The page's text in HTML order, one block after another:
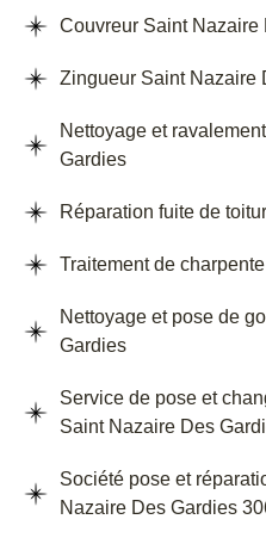
Couvreur Saint Nazaire
Zingueur Saint Nazaire
Nettoyage et
Gardies
Réparation fuite de
Traitement de
Nettoyage et pose de
Gardies
Service de pose et
Saint Nazaire Des
Société pose et
Nazaire Des Gardies